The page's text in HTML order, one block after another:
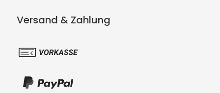
Versand & Zahlung